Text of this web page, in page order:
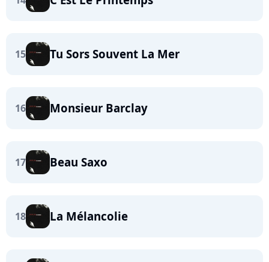
15 Tu Sors Souvent La Mer
16 Monsieur Barclay
17 Beau Saxo
18 La Mélancolie